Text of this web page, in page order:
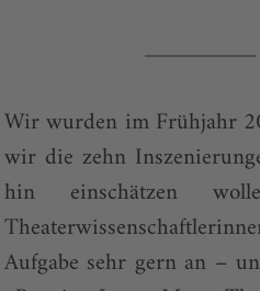
Wir wurden im Frühjahr
wir die zehn
hin einschätzen
Aufgabe sehr gern an –